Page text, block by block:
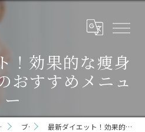
！効果的な痩身
おすすめメニュ
ー
と 三好店 ブログ 最新ダイエット！効果的な痩身エステサロンのおすすめメニュー